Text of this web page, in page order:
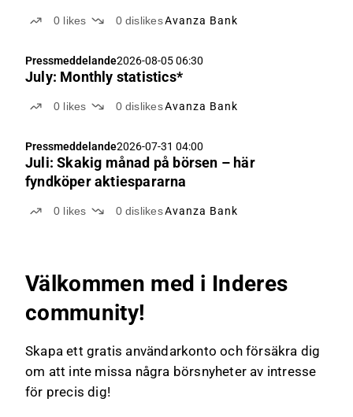
0 likes 0 dislikesAvanza Bank
Pressmeddelande2026-08-05 06:30
July: Monthly statistics*
0 likes 0 dislikesAvanza Bank
Pressmeddelande2026-07-31 04:00
Juli: Skakig månad på börsen – här
fyndköper aktiespararna
0 likes 0 dislikesAvanza Bank
Välkommen med i Inderes
community!
Skapa ett gratis användarkonto och försäkra dig
om att inte missa några börsnyheter av intresse
för precis dig!